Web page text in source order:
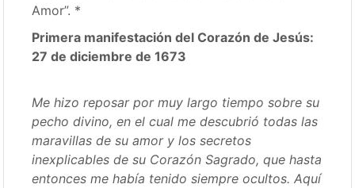
Amor”. *
Primera manifestación del Corazón de Jesús:
27 de diciembre de 1673
Me hizo reposar por muy largo tiempo sobre su
pecho divino, en el cual me descubrió todas las
maravillas de su amor y los secretos
inexplicables de su Corazón Sagrado, que hasta
entonces me había tenido siempre ocultos. Aquí